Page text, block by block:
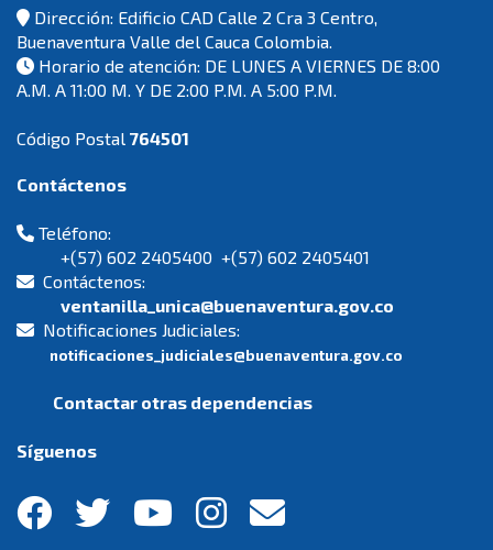
Dirección: Edificio CAD Calle 2 Cra 3 Centro,
Buenaventura Valle del Cauca Colombia.
Horario de atención: DE LUNES A VIERNES DE 8:00
A.M. A 11:00 M. Y DE 2:00 P.M. A 5:00 P.M.
Código Postal 764501
Contáctenos
Teléfono:
+(57) 602 2405400 +(57) 602 2405401
Contáctenos:
ventanilla_unica@buenaventura.gov.co
Notificaciones Judiciales:
notificaciones_judiciales@buenaventura.gov.co
Contactar otras dependencias
Síguenos